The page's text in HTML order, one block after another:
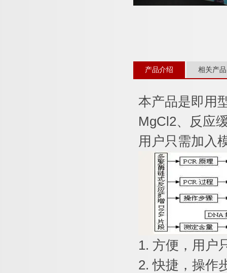
产品介绍 相关产品
本产品是即用
MgCl2、反应
用户只需加入
1. 方便，用户
2.快捷，操作